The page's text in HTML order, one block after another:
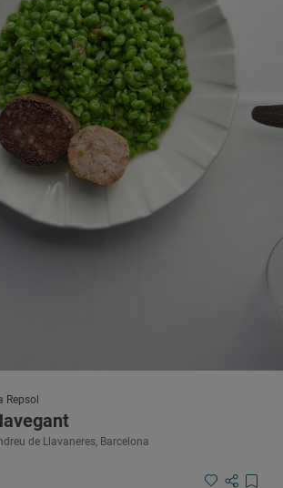
Repsol
de Llavaneres, Barcelona